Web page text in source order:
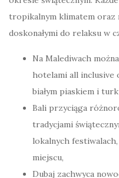
tropikalnym klimatem oraz
doskonałymi do relaksu w
Na Malediwach
hotelami all
białym piaskiem i
Bali przyciąga
tradycjami
lokalnych
miejscu,
Dubaj zachwyca